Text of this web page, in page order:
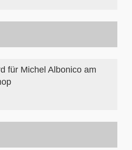
für Michel Albonico am